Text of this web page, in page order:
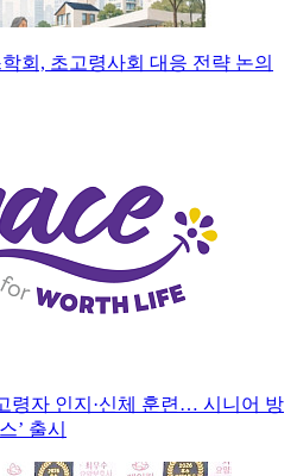
회, 초고령사회 대응 전략 논의
령자 인지·신체 훈련… 시니어 방
’ 출시